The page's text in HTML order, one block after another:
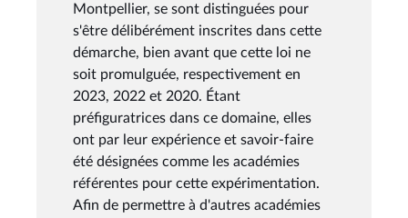
Montpellier, se sont distinguées pour
s'être délibérément inscrites dans cette
démarche, bien avant que cette loi ne
soit promulguée, respectivement en
2023, 2022 et 2020. Étant
préfiguratrices dans ce domaine, elles
ont par leur expérience et savoir-faire
été désignées comme les académies
référentes pour cette expérimentation.
Afin de permettre à d'autres académies